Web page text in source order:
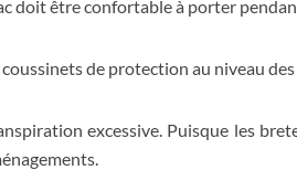
doit être confortable à porter
de protection au niveau
excessive. Puisque les